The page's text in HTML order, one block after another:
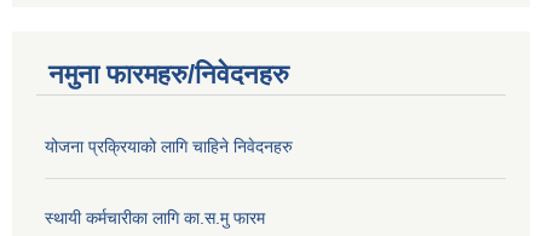
नमुना फारमहरु/निवेदनहरु
योजना प्रक्रियाको लागि चाहिने निवेदनहरु
स्थायी कर्मचारीका लागि का.स.मु फारम